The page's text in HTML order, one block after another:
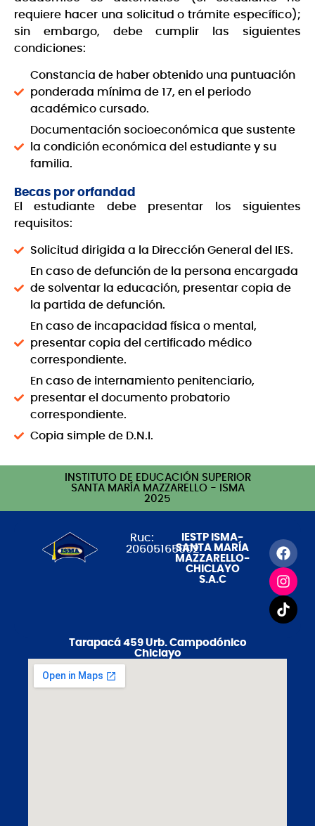
requiere hacer una solicitud o trámite específico);
sin embargo, debe cumplir las siguientes
condiciones:
Constancia de haber obtenido una puntuación
ponderada mínima de 17, en el periodo
académico cursado.
Documentación socioeconómica que sustente
la condición económica del estudiante y su
familia.
Becas por orfandad
El estudiante debe presentar los siguientes
requisitos:
Solicitud dirigida a la Dirección General del IES.
En caso de defunción de la persona encargada
de solventar la educación, presentar copia de
la partida de defunción.
En caso de incapacidad física o mental,
presentar copia del certificado médico
correspondiente.
En caso de internamiento penitenciario,
presentar el documento probatorio
correspondiente.
Copia simple de D.N.I.
INSTITUTO DE EDUCACIÓN SUPERIOR
SANTA MARÍA MAZZARELLO - ISMA
2025
Ruc:
20605165002
IESTP ISMA-
SANTA MARÍA
MAZZARELLO-
CHICLAYO
S.A.C
Tarapacá 459 Urb. Campodónico
Chiclayo